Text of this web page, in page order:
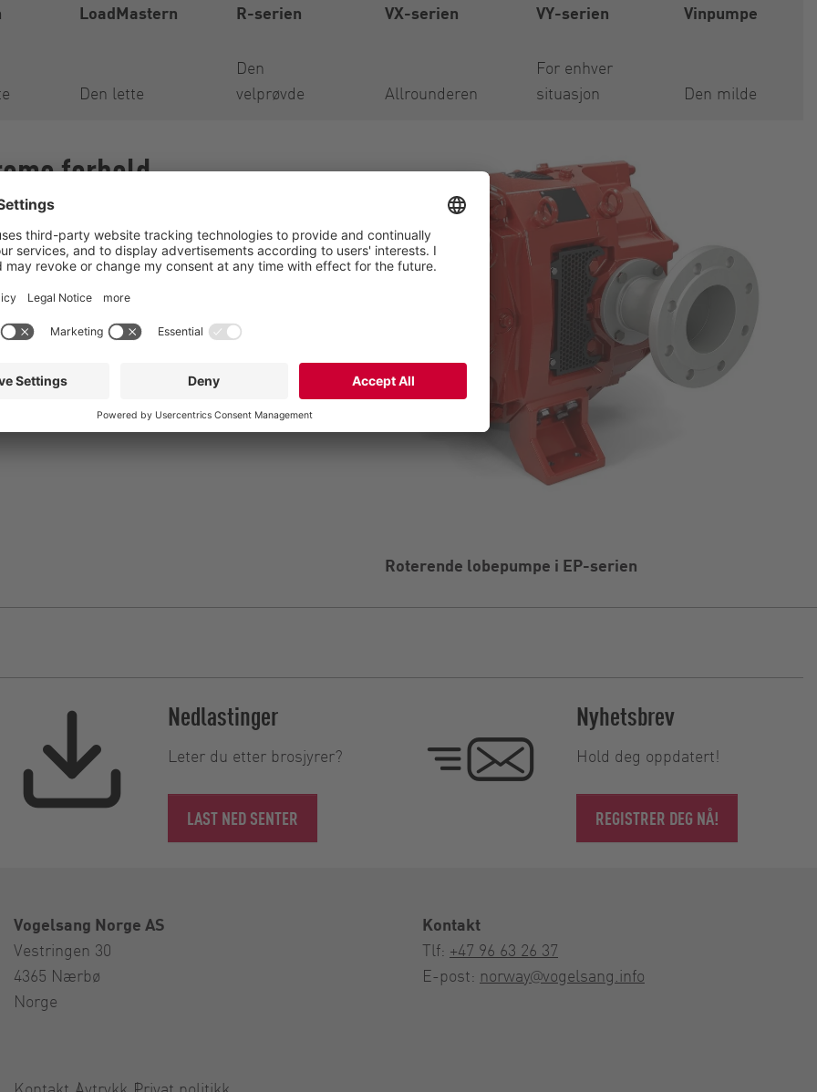
LoadMastern
Den lette
R-serien
Den
velprøvde
VX-serien
Allrounderen
VY-serien
For enhver
situasjon
Vinpumpe
Den milde
forhold
kundekrav
vedlikehold
Roterende lobepumpe i EP-serien
Nedlastinger
Leter du etter brosjyrer?
LAST NED SENTER
Nyhetsbrev
Hold deg oppdatert!
REGISTRER DEG NÅ!
Vogelsang Norge AS
Vestringen 30
4365 Nærbø
Norge
Kontakt
Tlf: +47 96 63 26 37
E-post: norway@vogelsang.info
Kontakt Avtrykk Privat politikk